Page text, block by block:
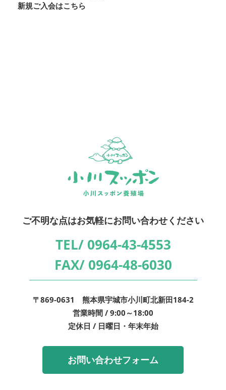
新規ご入会はこちら
ご不明な点はお気軽にお問い合わせください
TEL/0964-43-4553
FAX/0964-48-6030
〒869-0631 熊本県宇城市小川町北新田184-2
営業時間 / 9:00～18:00
定休日 / 日曜日・年末年始
お問い合わせフォーム